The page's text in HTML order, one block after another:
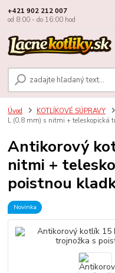
+421 902 212 007
od 8:00 - do 16:00 hod
Úvod KOTLÍKOVÉ SÚPRAVY
L (0,8 mm) s nitmi + teleskopická
Antikorový
nitmi +
poistnou
Novinka